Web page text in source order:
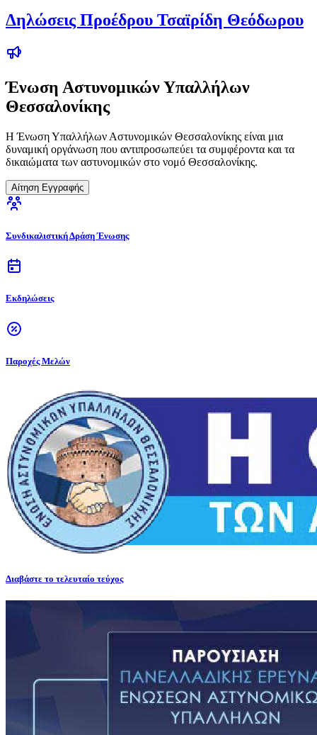
Δηλώσεις Προέδρου Τσαϊρίδη Θεόδωρου
Ένωση Αστυνομικών Υπαλλήλων
Θεσσαλονίκης
Η Ένωση Υπαλλήλων Αστυνομικών Θεσσαλονίκης είναι μια
δυναμική οργάνωση που αντιπροσωπεύει τα συμφέροντα και τα
δικαιώματα των αστυνομικών στο νομό Θεσσαλονίκης.
Αίτηση Εγγραφής
Συνδικαλιστική Δράση Ένωσης
Εκδηλώσεις
Παροχές Μελών
Διαβάστε το τελευταίο τεύχος